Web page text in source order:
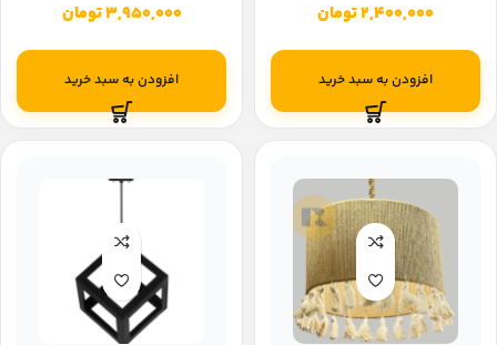
2,400,000تومان
افزودن به سبد خرید
3,950,000تومان
افزودن به سبد خرید